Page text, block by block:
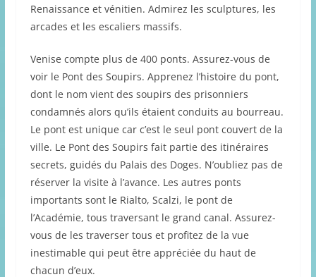
Renaissance et vénitien. Admirez les sculptures, les
arcades et les escaliers massifs.
Venise compte plus de 400 ponts. Assurez-vous de
voir le Pont des Soupirs. Apprenez l’histoire du pont,
dont le nom vient des soupirs des prisonniers
condamnés alors qu’ils étaient conduits au bourreau.
Le pont est unique car c’est le seul pont couvert de la
ville. Le Pont des Soupirs fait partie des itinéraires
secrets, guidés du Palais des Doges. N’oubliez pas de
réserver la visite à l’avance. Les autres ponts
importants sont le Rialto, Scalzi, le pont de
l’Académie, tous traversant le grand canal. Assurez-
vous de les traverser tous et profitez de la vue
inestimable qui peut être appréciée du haut de
chacun d’eux.